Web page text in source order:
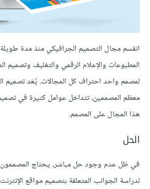
انقسم مجال التصميم الجرافيكي منذ مدة
المطبوعات والإعلام الرقمي والتغليف وتصميم
لمصمم واحد احتراف كل المجالات. يُعَد تصميم
معظم المصممين، تتداخل عوامل كثيرة في
هذا المجال على المصمم.
الحل
في ظل عدم وجود حل مباشر، يحتاج
لدراسة الجوانب المتعلقة بتصميم مواقع